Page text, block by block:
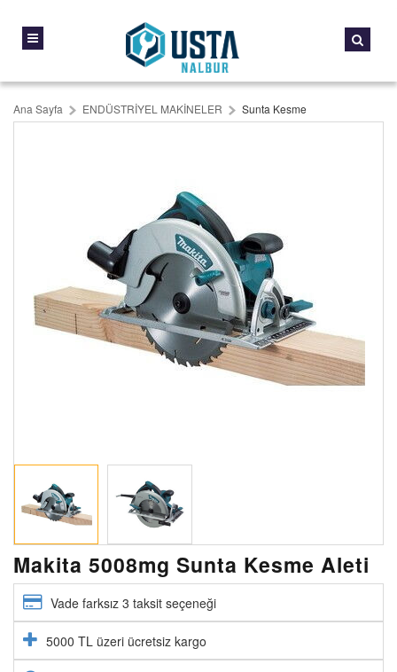
Ana Sayfa ENDÜSTRİYEL MAKİNELER Sunta Kesme
Makita 5008mg Sunta Kesme Aleti
Vade farksız 3 taksit seçeneği
5000 TL üzeri ücretsiz kargo